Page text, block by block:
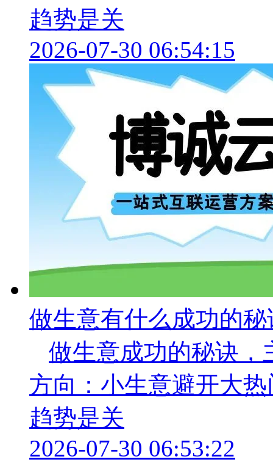
趋势是关
2026-07-30 06:54:15
做生意有什么成功的
做生意成功的秘诀，
方向：小生意避开大
趋势是关
2026-07-30 06:53:22